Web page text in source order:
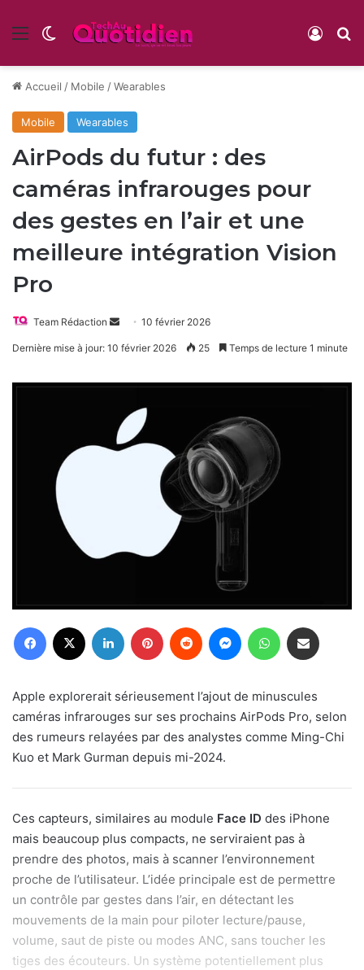
Menu Switch skin
Accueil / Mobile /Wearables
Mobile Wearables
AirPods du futur : des
caméras infrarouges pour
des gestes en l’air et une
meilleure intégration Vision
Pro
Team Rédaction
Envoyer10 février 2026
Dernière mise à jour: 10 février 2026 25 Temps de lecture 1 minute
Facebook Linkedin Pinterest Reddit MessengerWhatsApp
Apple explorerait sérieusement l’ajout de minuscules
caméras infrarouges sur ses prochains AirPods Pro, selon
des rumeurs relayées par des analystes comme Ming-Chi
Kuo et Mark Gurman depuis mi-2024.
Ces capteurs, similaires au module Face ID des iPhone
mais beaucoup plus compacts, ne serviraient pas à
prendre des photos, mais à scanner l’environnement
proche de l’utilisateur. L’idée principale est de permettre
un contrôle par gestes dans l’air, en détectant les
mouvements de la main pour piloter lecture/pause,
volume, saut de piste ou modes ANC, sans toucher les
tiges des écouteurs. Un système potentiellement plus